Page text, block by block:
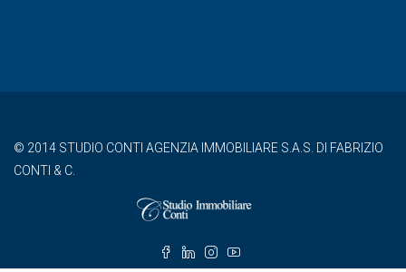
© 2014 STUDIO CONTI AGENZIA IMMOBILIARE S.A.S. DI FABRIZIO
CONTI & C.